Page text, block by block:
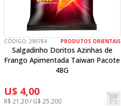
CÓDIGO: 290784 PRODUTOS ORIENTAIS
Salgadinho Doritos Azinhas de
Frango Apimentada Taiwan Pacote
48G
U$ 4,00
R$ 21,20 / G$ 25.200